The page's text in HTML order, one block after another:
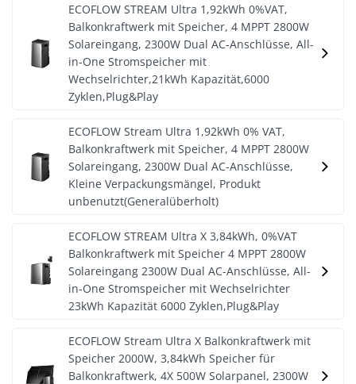
ECOFLOW STREAM Ultra 1,92kWh 0%VAT,
Balkonkraftwerk mit Speicher, 4 MPPT 2800W
Solareingang, 2300W Dual AC-Anschlüsse, All-
in-One Stromspeicher mit
Wechselrichter,21kWh Kapazität,6000
Zyklen,Plug&Play
ECOFLOW Stream Ultra 1,92kWh 0% VAT,
Balkonkraftwerk mit Speicher, 4 MPPT 2800W
Solareingang, 2300W Dual AC-Anschlüsse,
Kleine Verpackungsmängel, Produkt
unbenutzt(Generalüberholt)
ECOFLOW STREAM Ultra X 3,84kWh, 0%VAT
Balkonkraftwerk mit Speicher 4 MPPT 2800W
Solareingang 2300W Dual AC-Anschlüsse, All-
in-One Stromspeicher mit Wechselrichter
23kWh Kapazität 6000 Zyklen,Plug&Play
ECOFLOW Stream Ultra X Balkonkraftwerk mit
Speicher 2000W, 3,84kWh Speicher für
Balkonkraftwerk, 4X 500W Solarpanel, 2300W